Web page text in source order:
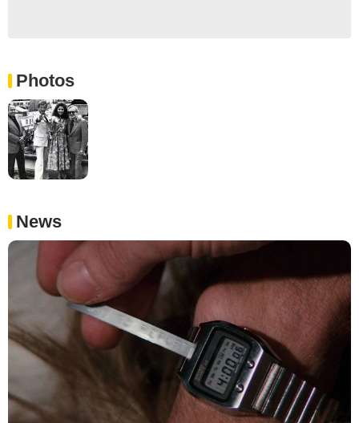
Photos
News